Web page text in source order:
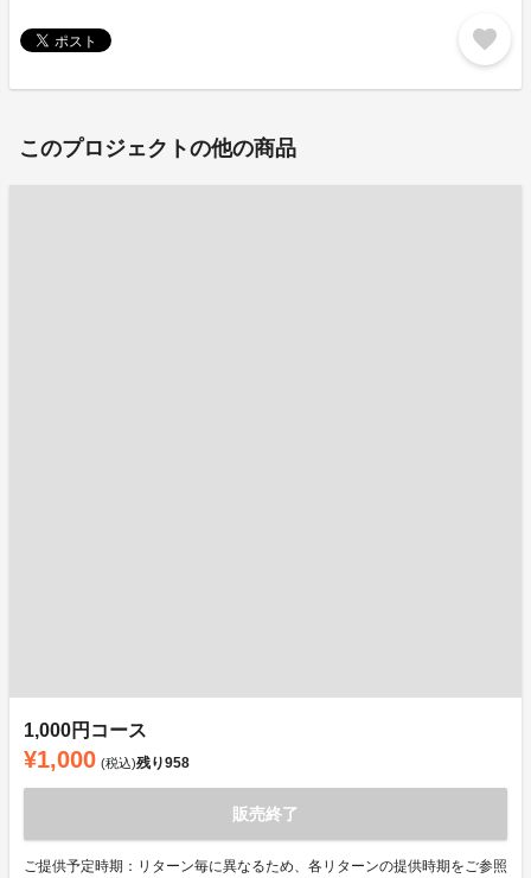
favorite
このプロジェクトの他の商品
1,000円コース
¥1,000 (税込)残り958
販売終了
ご提供予定時期：リターン毎に異なるため、各リターンの提供時期をご参照